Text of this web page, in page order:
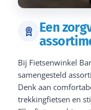
Een
Bij Fietsenwinkel
samengesteld
Denk aan
trekkingfietsen en